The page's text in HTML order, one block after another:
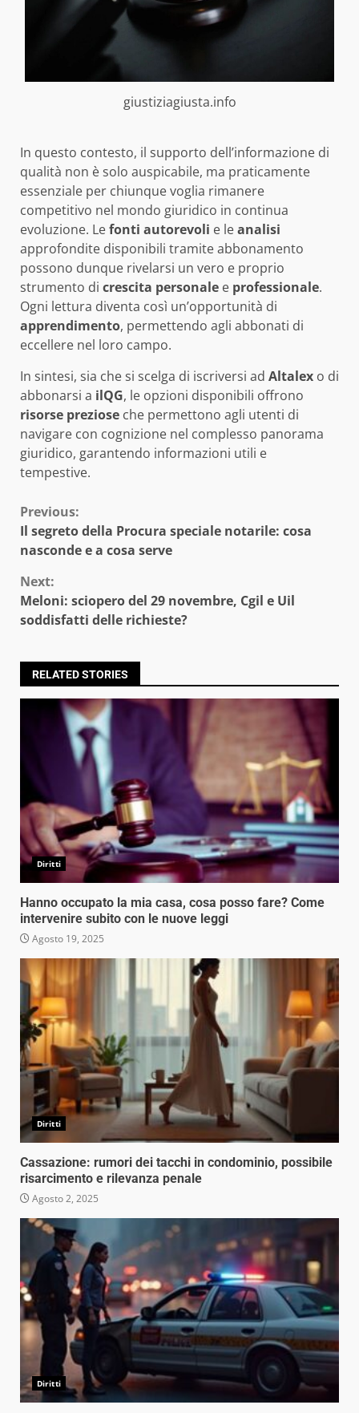
giustiziagiusta.info
In questo contesto, il supporto dell’informazione di
qualità non è solo auspicabile, ma praticamente
essenziale per chiunque voglia rimanere
competitivo nel mondo giuridico in continua
evoluzione. Lefonti autorevoli e leanalisi
approfondite disponibili tramite abbonamento
possono dunque rivelarsi un vero e proprio
strumento di crescita personale e professionale.
Ogni lettura diventa così un’opportunità di
apprendimento, permettendo agli abbonati di
eccellere nel loro campo.
In sintesi, sia che si scelga di iscriversi ad Altalex o di
abbonarsi a ilQG, le opzioni disponibili offrono
risorse preziose che permettono agli utenti di
navigare con cognizione nel complesso panorama
giuridico, garantendo informazioni utili e
tempestive.
Continue
Reading
Previous:
Il segreto della Procura speciale notarile: cosa
nasconde e a cosa serve
Next:
Meloni: sciopero del 29 novembre, Cgil e Uil
soddisfatti delle richieste?
RELATED STORIES
Diritti
Hanno occupato la mia casa, cosa posso fare? Come
intervenire subito con le nuove leggi
Agosto 19, 2025
Diritti
Cassazione: rumori dei tacchi in condominio, possibile
risarcimento e rilevanza penale
Agosto 2, 2025
Diritti